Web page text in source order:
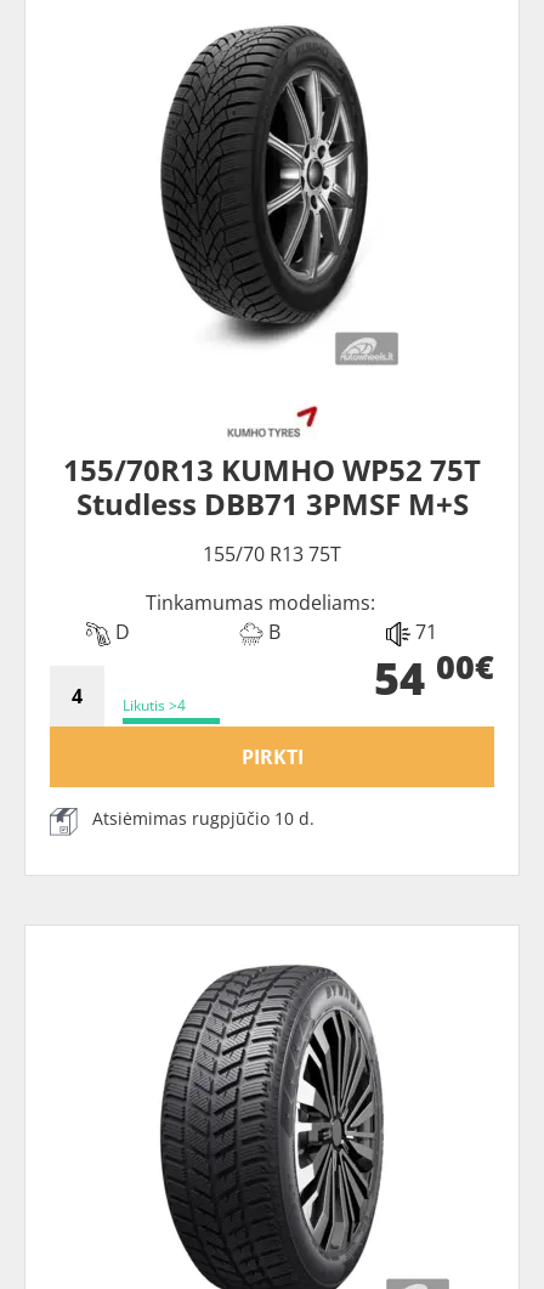
155/70R13 KUMHO WP52 75T
Studless DBB71 3PMSF M+S
155/70 R13 75T
Tinkamumas modeliams:
D
B 71
Likutis >4 54 00€
PIRKTI
Atsiėmimas rugpjūčio 10 d.